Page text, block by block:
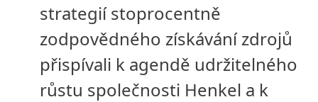
strategií stoprocentně
zodpovědného získávání zdrojů
přispívali k agendě udržitelného
růstu společnosti Henkel a k